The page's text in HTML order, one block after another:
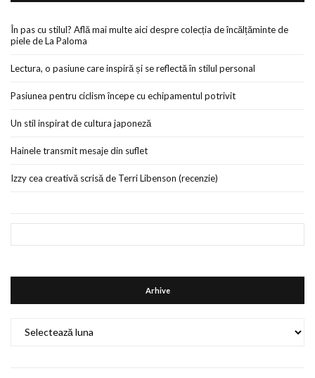
În pas cu stilul? Află mai multe aici despre colecția de încălțăminte de
piele de La Paloma
Lectura, o pasiune care inspiră și se reflectă în stilul personal
Pasiunea pentru ciclism începe cu echipamentul potrivit
Un stil inspirat de cultura japoneză
Hainele transmit mesaje din suflet
Izzy cea creativă scrisă de Terri Libenson (recenzie)
Arhive